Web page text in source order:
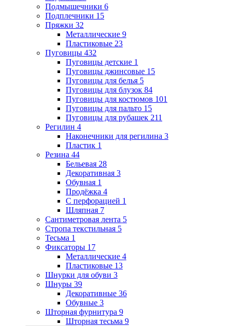
Подмышечники 6
Подплечники 15
Пряжки 32
Металлические 9
Пластиковые 23
Пуговицы 432
Пуговицы детские 1
Пуговицы джинсовые 15
Пуговицы для белья 5
Пуговицы для блузок 84
Пуговицы для костюмов 101
Пуговицы для пальто 15
Пуговицы для рубашек 211
Регилин 4
Наконечники для регилина 3
Пластик 1
Резина 44
Бельевая 28
Декоративная 3
Обувная 1
Продёжка 4
С перфорацией 1
Шляпная 7
Сантиметровая лента 5
Стропа текстильная 5
Тесьма 1
Фиксаторы 17
Металлические 4
Пластиковые 13
Шнурки для обуви 3
Шнуры 39
Декоративные 36
Обувные 3
Шторная фурнитура 9
Шторная тесьма 9